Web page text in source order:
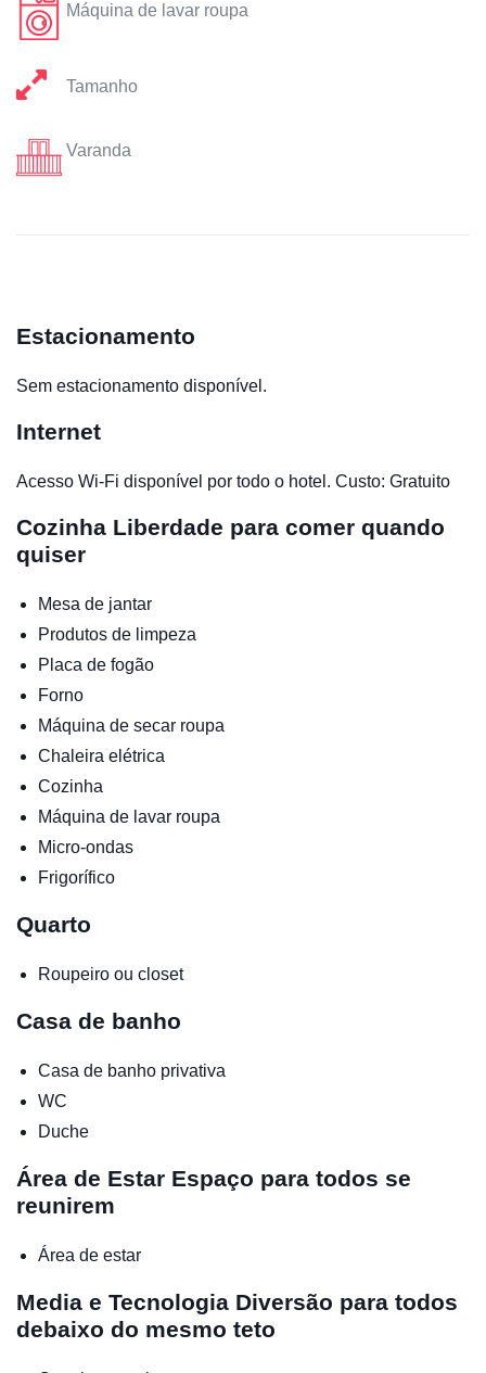
Máquina de lavar roupa
Tamanho
Varanda
Estacionamento
Sem estacionamento disponível.
Internet
Acesso Wi-Fi disponível por todo o hotel. Custo: Gratuito
Cozinha Liberdade para comer quando
quiser
Mesa de jantar
Produtos de limpeza
Placa de fogão
Forno
Máquina de secar roupa
Chaleira elétrica
Cozinha
Máquina de lavar roupa
Micro-ondas
Frigorífico
Quarto
Roupeiro ou closet
Casa de banho
Casa de banho privativa
WC
Duche
Área de Estar Espaço para todos se
reunirem
Área de estar
Media e Tecnologia Diversão para todos
debaixo do mesmo teto